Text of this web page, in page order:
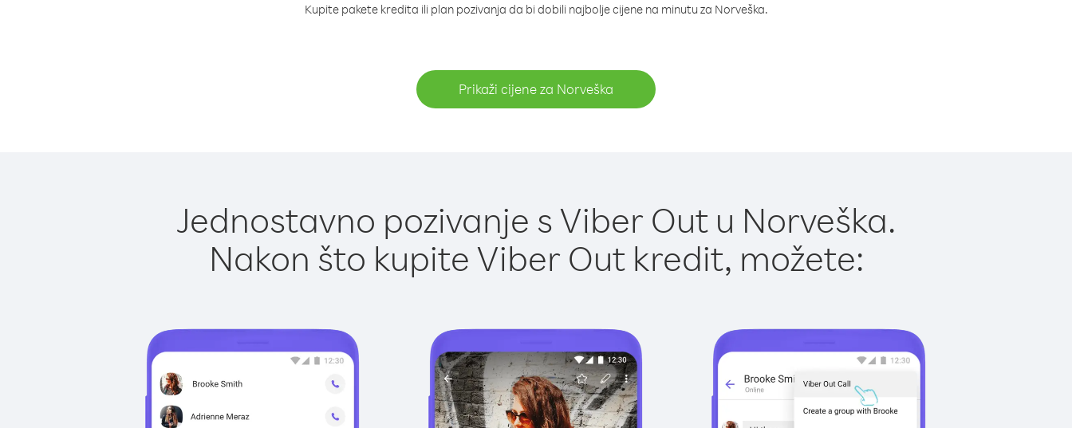
Kupite pakete kredita ili plan pozivanja da bi dobili najbolje cijene na minutu za Norveška.
Prikaži cijene za Norveška
Jednostavno pozivanje s Viber Out u Norveška.
Nakon što kupite Viber Out kredit, možete: